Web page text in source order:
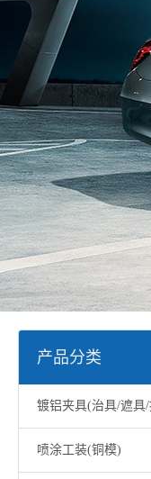
产品分类
镀铝夹具(治具/遮具
喷涂工装(铜模)